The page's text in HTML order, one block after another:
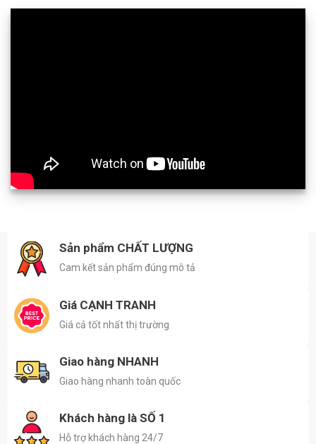
Sản phẩm CHẤT LƯỢNG
Cam kết sản phẩm đúng mô tả
Giá CẠNH TRANH
Giá cả tốt nhất thị trường
Giao hàng NHANH
Giao hàng nhanh toàn quốc
Khách hàng là SỐ 1
Hỗ trợ khách hàng 24/7